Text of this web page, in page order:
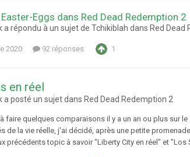
Eggs dans Red Dead Redemption 2
a répondu à un sujet de Tchikiblah dans Red Dead
2020 92 réponses 1
en réel
a posté un sujet dans Red Dead Redemption 2
faire quelques comparaisons il y a un an ou plus sur
de la vie réelle, j'ai décidé, après une petite
précédents topic à savoir "Liberty City en réel" et